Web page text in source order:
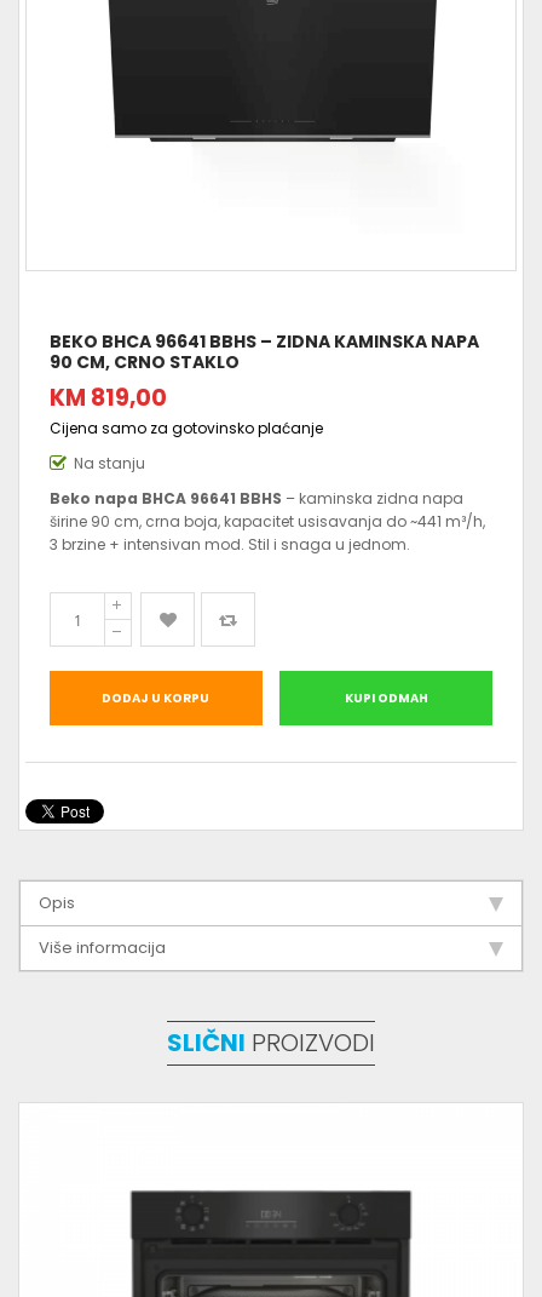
BEKO BHCA 96641 BBHS – ZIDNA KAMINSKA NAPA
90 CM, CRNO STAKLO
KM 819,00
Cijena samo za gotovinsko plaćanje
Na stanju
Beko napa BHCA 96641 BBHS – kaminska zidna napa
širine 90 cm, crna boja, kapacitet usisavanja do ~441 m³/h,
3 brzine + intensivan mod. Stil i snaga u jednom.
DODAJ U KORPU KUPI ODMAH
Opis
Više informacija
SLIČNI PROIZVODI